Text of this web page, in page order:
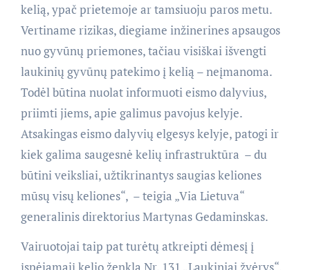
kelią, ypač prietemoje ar tamsiuoju paros metu.
Vertiname rizikas, diegiame inžinerines apsaugos
nuo gyvūnų priemones, tačiau visiškai išvengti
laukinių gyvūnų patekimo į kelią – neįmanoma.
Todėl būtina nuolat informuoti eismo dalyvius,
priimti jiems, apie galimus pavojus kelyje.
Atsakingas eismo dalyvių elgesys kelyje, patogi ir
kiek galima saugesnė kelių infrastruktūra – du
būtini veiksliai, užtikrinantys saugias keliones
mūsų visų keliones“, – teigia „Via Lietuva“
generalinis direktorius Martynas Gedaminskas.
Vairuotojai taip pat turėtų atkreipti dėmesį į
įspėjamąjį kelio ženklą Nr. 131 „Laukiniai žvėrys“,